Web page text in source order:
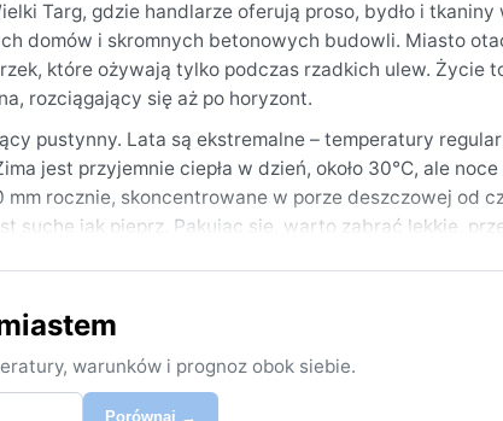
Targ, gdzie handlarze oferują proso, bydło i tkaniny
domów i skromnych betonowych budowli. Miasto
które ożywają tylko podczas rzadkich ulew. Życie
rozciągający się aż po horyzont.
pustynny. Lata są ekstremalne – temperatury
jest przyjemnie ciepła w dzień, około 30°C, ale
mm rocznie, skoncentrowane w porze deszczowej od
suche jak pieprz. Pakując się, warto zabrać lekkie,
upałem. Charakterystycznym zjawiskiem jest
widoczność i osiada pyłem na wszystkim.
warunków i prognoz obok siebie.
Porównaj →